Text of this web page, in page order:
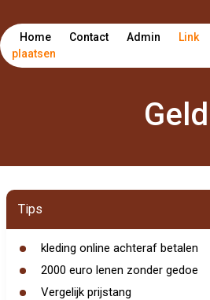
Home Contact Admin
Link
plaatsen
Geld
Tips
kleding online achteraf betalen
2000 euro lenen zonder gedoe
Vergelijk prijstang